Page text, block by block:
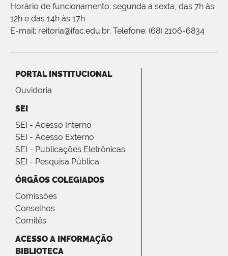
Horário de funcionamento: segunda a sexta, das 7h às
12h e das 14h às 17h
E-mail: reitoria@ifac.edu.br. Telefone: (68) 2106-6834
PORTAL INSTITUCIONAL
Ouvidoria
SEI
SEI - Acesso Interno
SEI - Acesso Externo
SEI - Publicações Eletrônicas
SEI - Pesquisa Pública
ÓRGÃOS COLEGIADOS
Comissões
Conselhos
Comitês
ACESSO A INFORMAÇÃO
BIBLIOTECA